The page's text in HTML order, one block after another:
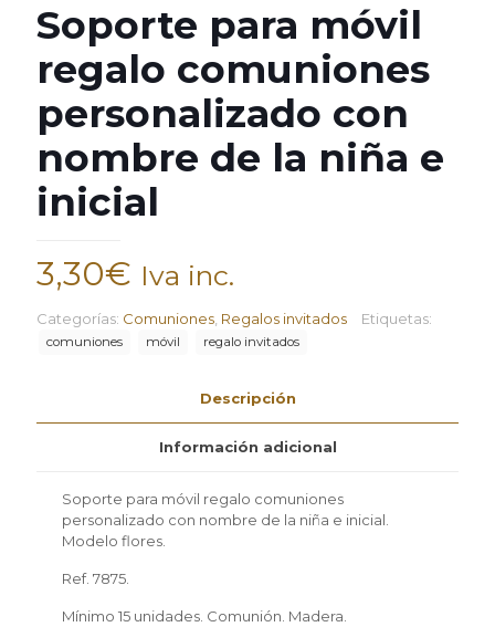
Soporte para móvil
regalo comuniones
personalizado con
nombre de la niña e
inicial
3,30€ Iva inc.
Categorías: Comuniones Regalos invitados Etiquetas:
comuniones móvil regalo invitados
Descripción
Información adicional
Soporte para móvil regalo comuniones
personalizado con nombre de la niña e inicial.
Modelo flores.
Ref. 7875.
Mínimo 15 unidades. Comunión. Madera.